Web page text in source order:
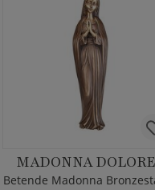
MADONNA
Betende Madonna